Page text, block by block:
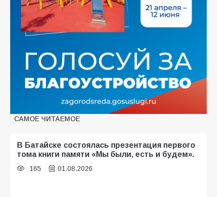
САМОЕ ЧИТАЕМОЕ
В Батайске состоялась презентация первого
тома книги памяти «Мы были, есть и будем».
165 01.08.2026